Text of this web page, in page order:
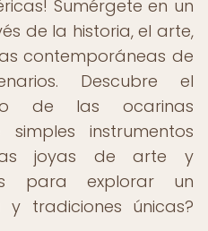
Sumérgete en un
de la historia, el arte,
contemporáneas de
Descubre el
de las ocarinas
instrumentos
joyas de arte y
para explorar un
tradiciones únicas?